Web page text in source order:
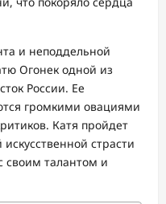
и неподдельной
Огонек одной из
России. Ее
громкими овациями
Катя пройдет
страсти
своим талантом и